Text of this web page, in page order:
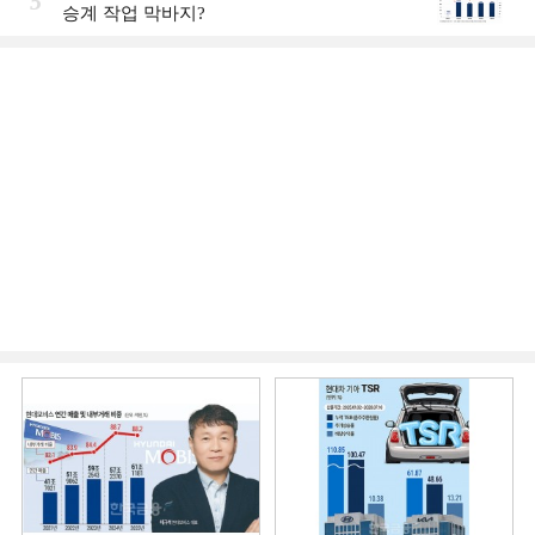
승계 작업 막바지?